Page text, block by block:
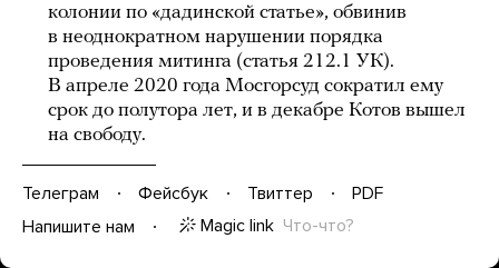
колонии по «дадинской статье», обвинив
в неоднократном нарушении порядка
проведения митинга (статья 212.1 УК).
В апреле 2020 года Мосгорсуд сократил ему
срок до полутора лет, и в декабре Котов вышел
на свободу.
Телеграм Фейсбук Твиттер
PDF
Напишите нам
Magic link Что-что?